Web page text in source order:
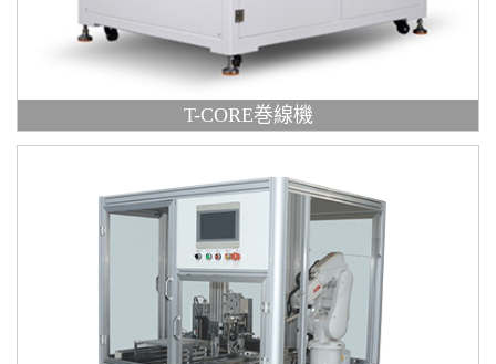
T-CORE巻線機